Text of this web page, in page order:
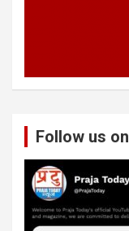
Follow us